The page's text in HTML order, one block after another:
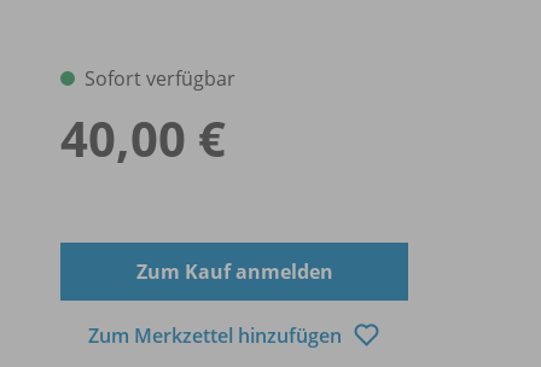
Sofort verfügbar
40,00 €
Zum Kauf anmelden
Zum Merkzettel hinzufügen